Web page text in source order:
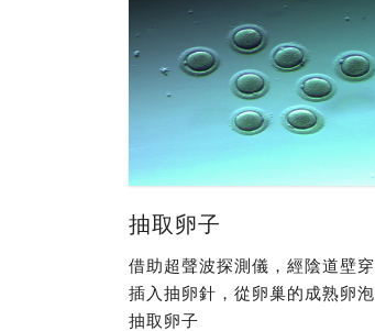
抽取卵子
借助超聲波探測儀，經陰道壁穿
插入抽卵針，從卵巢的成熟卵泡
抽取卵子